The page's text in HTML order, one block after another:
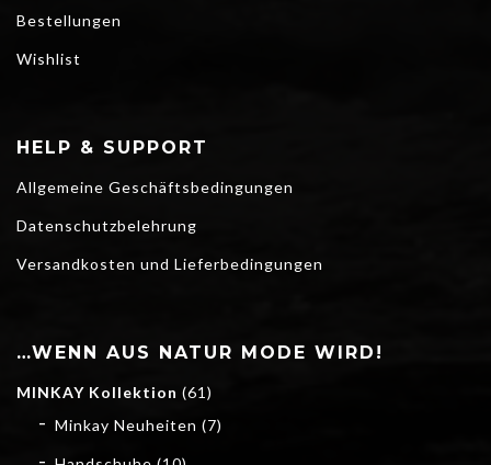
Bestellungen
Wishlist
HELP & SUPPORT
Allgemeine Geschäftsbedingungen
Datenschutzbelehrung
Versandkosten und Lieferbedingungen
…WENN AUS NATUR MODE WIRD!
MINKAY Kollektion (61)
Minkay Neuheiten (7)